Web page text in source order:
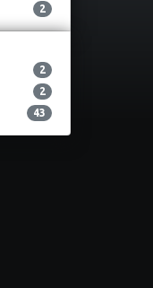
2
2
2
43